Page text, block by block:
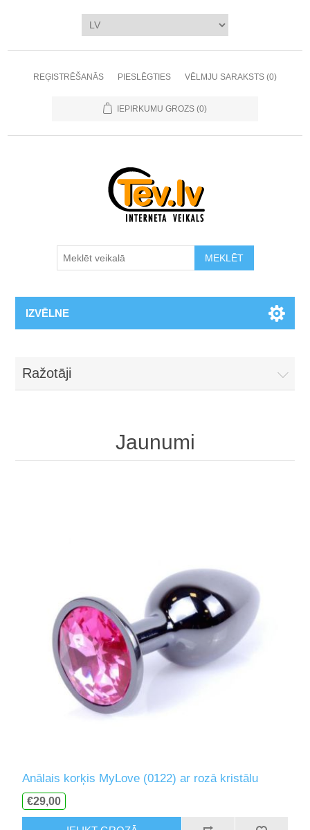
REĢISTRĒŠANĀS PIESLĒGTIES VĒLMJU SARAKSTS (0)
IEPIRKUMU GROZS (0)
MEKLĒT
IZVĒLNE
Ražotāji
Jaunumi
Anālais korķis MyLove (0122) ar rozā kristālu
€29,00